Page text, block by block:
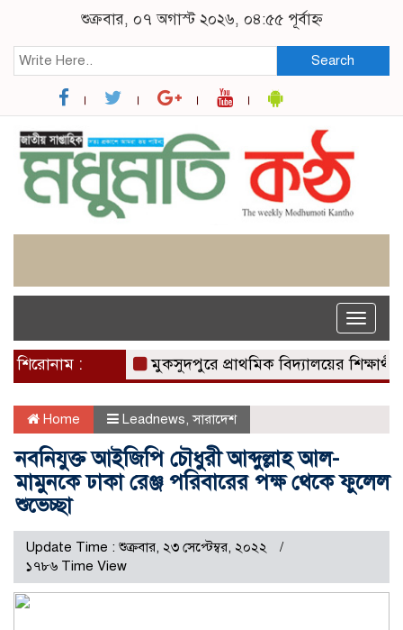
শুক্রবার, ০৭ অগাস্ট ২০২৬, ০৪:৫৫ পূর্বাহ্ন
Search
Toggle
শিরোনাম : মুকসুদপুরে প্রাথমিক বিদ্যালয়ের শিক্ষার্থীদের
Home Leadnews,সারাদেশ
নবনিযুক্ত আইজিপি চৌধুরী আব্দুল্লাহ আল-
মামুনকে ঢাকা রেঞ্জ পরিবারের পক্ষ থেকে ফুলেল
শুভেচ্ছা
Update Time : শুক্রবার, ২৩ সেপ্টেম্বর, ২০২২
১৭৮৬ Time View